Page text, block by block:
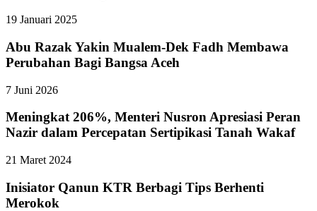
19 Januari 2025
Abu Razak Yakin Mualem-Dek Fadh Membawa
Perubahan Bagi Bangsa Aceh
7 Juni 2026
Meningkat 206%, Menteri Nusron Apresiasi Peran
Nazir dalam Percepatan Sertipikasi Tanah Wakaf
21 Maret 2024
Inisiator Qanun KTR Berbagi Tips Berhenti
Merokok